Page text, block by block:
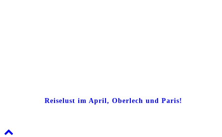
Reiselust im April, Oberlech und Paris!